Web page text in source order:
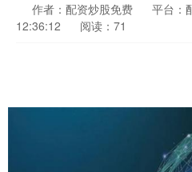
作者：配资炒股免费 平台：
12:36:12
阅读：71